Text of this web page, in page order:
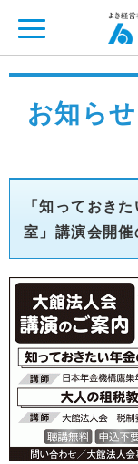
お知らせ
「知っておき
室」講演会開催